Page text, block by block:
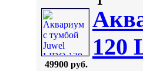
49900 руб.
120